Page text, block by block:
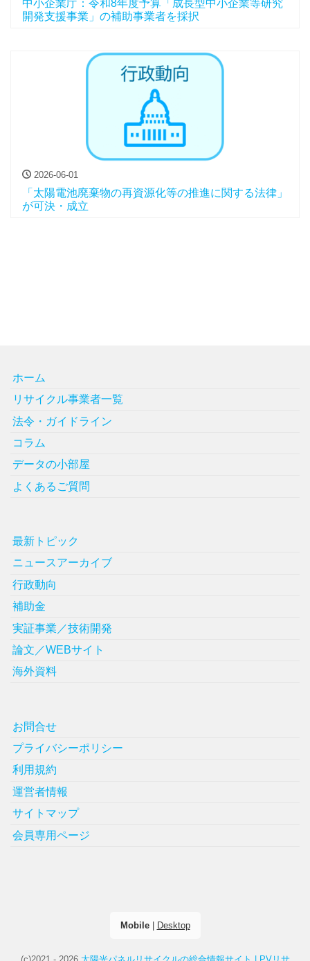
中小企業庁：令和8年度予算「成長型中小企業等研究
開発支援事業」の補助事業者を採択
2026-06-01
「太陽電池廃棄物の再資源化等の推進に関する法律」
が可決・成立
ホーム
リサイクル事業者一覧
法令・ガイドライン
コラム
データの小部屋
よくあるご質問
最新トピック
ニュースアーカイブ
行政動向
補助金
実証事業／技術開発
論文／WEBサイト
海外資料
お問合せ
プライバシーポリシー
利用規約
運営者情報
サイトマップ
会員専用ページ
Mobile| Desktop